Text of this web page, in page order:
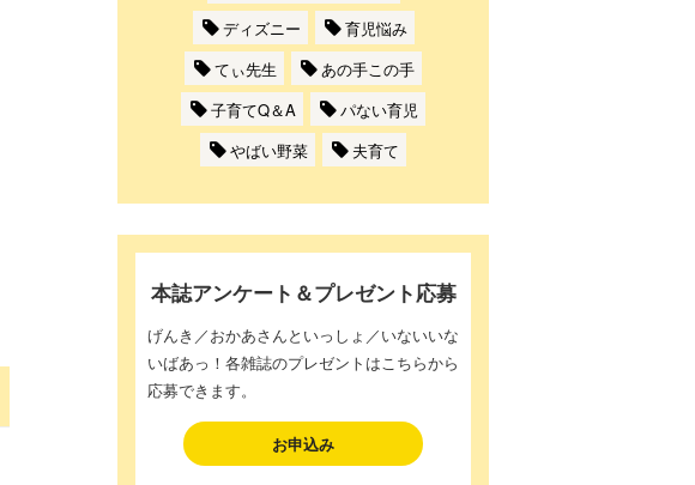
ディズニー
育児悩み
てぃ先生
あの手この手
子育てQ＆A
パない育児
やばい野菜
夫育て
本誌アンケート＆プレゼント応募
げんき／おかあさんといっしょ／いないいな
いばあっ！各雑誌のプレゼントはこちらから
応募できます。
お申込み